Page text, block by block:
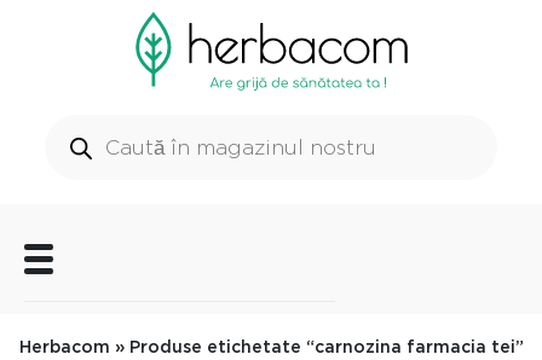
Herbacom » Produse etichetate “carnozina farmacia tei”